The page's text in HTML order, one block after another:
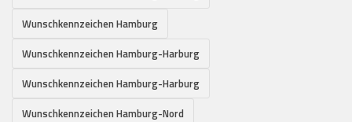
Wunschkennzeichen Hamburg
Wunschkennzeichen Hamburg-Harburg
Wunschkennzeichen Hamburg-Harburg
Wunschkennzeichen Hamburg-Nord